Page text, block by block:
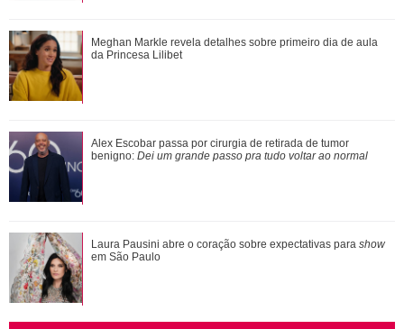
Meghan Markle revela detalhes sobre primeiro dia de aula
da Princesa Lilibet
Luiza Brunet, Ana Hickmann, Rihanna... Veja as famosas
que já denunciaram violência domést...
Verdadeiras xérox! Confira mães e filhas famosas que são
super parecidas
Meghan Markle revela detalhes sobre primeiro dia de aula
da Princesa Lilibet
Alex Escobar passa por cirurgia de retirada de tumor
benigno: Dei um grande passo pra tudo voltar ao normal
Laura Pausini abre o coração sobre expectativas para show
em São Paulo